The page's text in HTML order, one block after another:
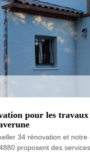
pour les
34 rénovation et notre
proposent des